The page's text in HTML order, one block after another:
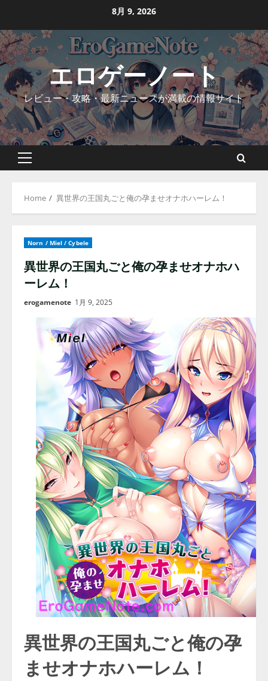
content
8月 9, 2026
エロゲーノート
レビュー・攻略・最新ニュースが満載の情報サイト
Primary
Home 異世界の王国丸ごと俺の孕ませオナホハーレム！
Norn / Miel / Cybele
異世界の王国丸ごと俺の孕ませオナホハ
ーレム！
erogamenote 1月 9, 2025
異世界の王国丸ごと俺の孕
ませオナホハーレム！